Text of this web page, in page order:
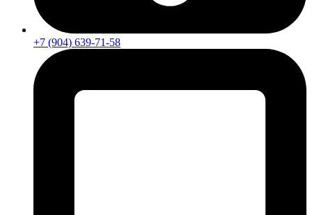
+7 (904) 639-71-58